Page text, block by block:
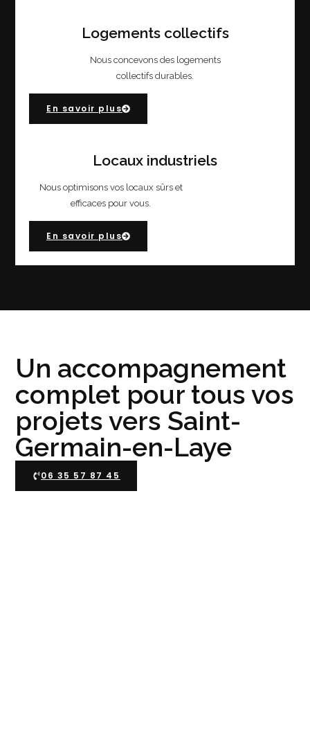
Logements collectifs
Nous concevons des logements
collectifs durables.
En savoir plus
Locaux industriels
Nous optimisons vos locaux sûrs et
efficaces pour vous.
En savoir plus
Un accompagnement
complet pour tous vos
projets vers Saint-
Germain-en-Laye
06 35 57 87 45